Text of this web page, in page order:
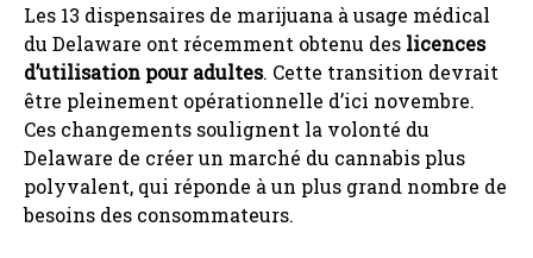
Les 13 dispensaires de marijuana à usage médical
du Delaware ont récemment obtenu des licences
d’utilisation pour adultes. Cette transition devrait
être pleinement opérationnelle d’ici novembre.
Ces changements soulignent la volonté du
Delaware de créer un marché du cannabis plus
polyvalent, qui réponde à un plus grand nombre de
besoins des consommateurs.